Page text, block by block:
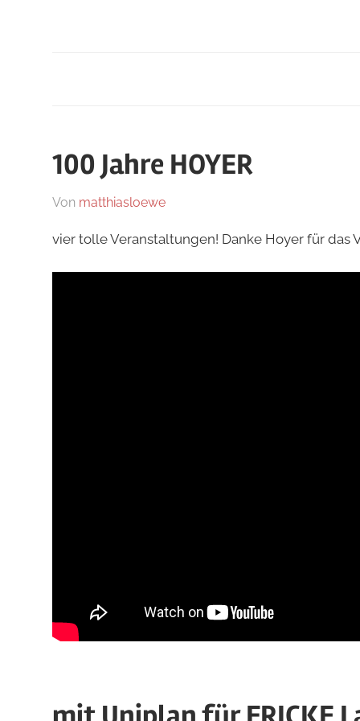
100 Jahre HOYER
Am
September
2024
Von matthiasloeweIn
vier tolle Veranstaltungen! Danke Hoyer für das